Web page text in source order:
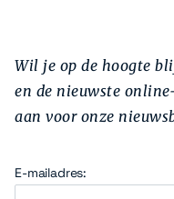
Wil je op de hoogte
en de nieuwste
aan voor onze
E-mailadres: